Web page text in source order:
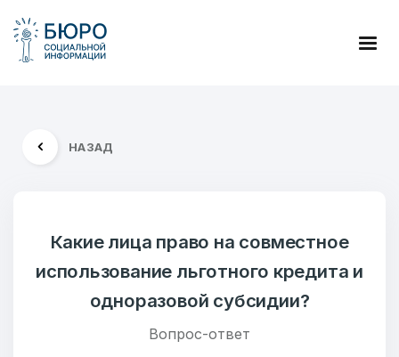
НАЗАД
Какие лица право на совместное
использование льготного кредита и
одноразовой субсидии?
Вопрос-ответ